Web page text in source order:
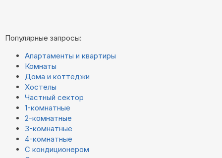
Популярные запросы:
Апартаменты и квартиры
Комнаты
Дома и коттеджи
Хостелы
Частный сектор
1-комнатные
2-комнатные
3-комнатные
4-комнатные
С кондиционером